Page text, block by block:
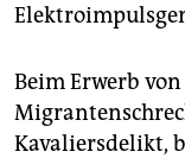
Beim Erwerb
Kavaliersdelikt,